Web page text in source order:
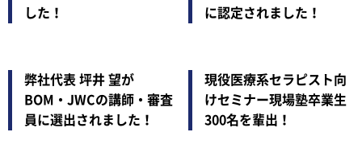
した！
に認定されました！
弊社代表 坪井 望が
BOM・JWCの講師・審査
員に選出されました！
現役医療系セラピスト向
けセミナー現場塾卒業生
300名を輩出！